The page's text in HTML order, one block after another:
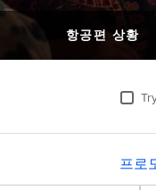
항공편 상황
프로